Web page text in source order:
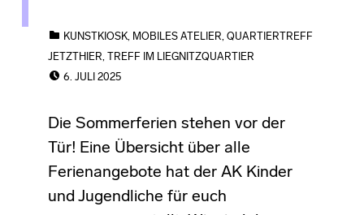
KUNSTKIOSK, MOBILES ATELIER QUARTIERTREFF
JETZTHIER
TREFF IM LIEGNITZQUARTIER
6. JULI 2025
Die Sommerferien stehen vor der
Tür! Eine Übersicht über alle
Ferienangebote hat der AK Kinder
und Jugendliche für euch